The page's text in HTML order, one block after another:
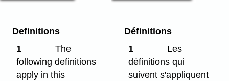
Definitions
1
The
following definitions
apply in this
Définitions
1
Les
définitions qui
suivent s'appliquent